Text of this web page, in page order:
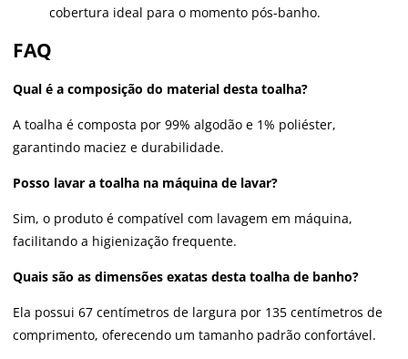
cobertura ideal para o momento pós-banho.
FAQ
Qual é a composição do material desta toalha?
A toalha é composta por 99% algodão e 1% poliéster,
garantindo maciez e durabilidade.
Posso lavar a toalha na máquina de lavar?
Sim, o produto é compatível com lavagem em máquina,
facilitando a higienização frequente.
Quais são as dimensões exatas desta toalha de banho?
Ela possui 67 centímetros de largura por 135 centímetros de
comprimento, oferecendo um tamanho padrão confortável.